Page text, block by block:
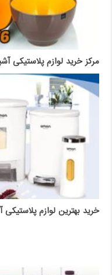
مرکز خرید لوازم پلاستیکی
خرید بهترین لوازم